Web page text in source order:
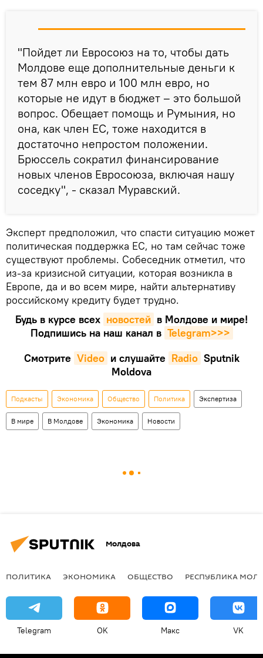
"Пойдет ли Евросоюз на то, чтобы дать
Молдове еще дополнительные деньги к
тем 87 млн евро и 100 млн евро, но
которые не идут в бюджет – это большой
вопрос. Обещает помощь и Румыния, но
она, как член ЕС, тоже находится в
достаточно непростом положении.
Брюссель сократил финансирование
новых членов Евросоюза, включая нашу
соседку", - сказал Муравский.
Эксперт предположил, что спасти ситуацию может
политическая поддержка ЕС, но там сейчас тоже
существуют проблемы. Собеседник отметил, что
из-за кризисной ситуации, которая возникла в
Европе, да и во всем мире, найти альтернативу
российскому кредиту будет трудно.
Будь в курсе всех новостей в Молдове и мире!
Подпишись на наш канал в Telegram>>>
Смотрите Video и слушайте Radio Sputnik
Moldova
Подкасты Экономика Общество Политика Экспертиза
В мире В Молдове Экономика Новости
Молдова
ПОЛИТИКА ЭКОНОМИКА ОБЩЕСТВО РЕСПУБЛИКА
Telegram OK Макс VK